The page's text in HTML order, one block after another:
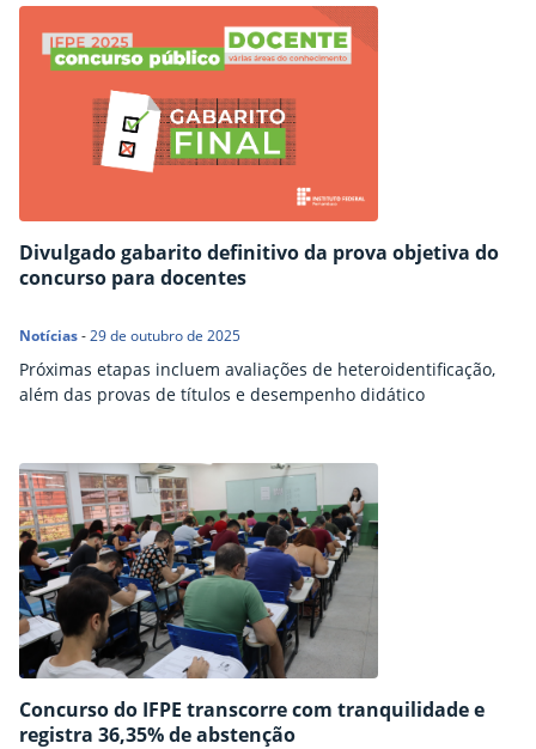
Divulgado gabarito definitivo da prova objetiva do
concurso para docentes
Notícias-29 de outubro de 2025
Próximas etapas incluem avaliações de heteroidentificação,
além das provas de títulos e desempenho didático
Concurso do IFPE transcorre com tranquilidade e
registra 36,35% de abstenção